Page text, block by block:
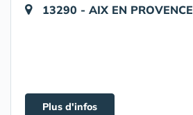
13290 - AIX EN PROVENCE
Plus d'infos